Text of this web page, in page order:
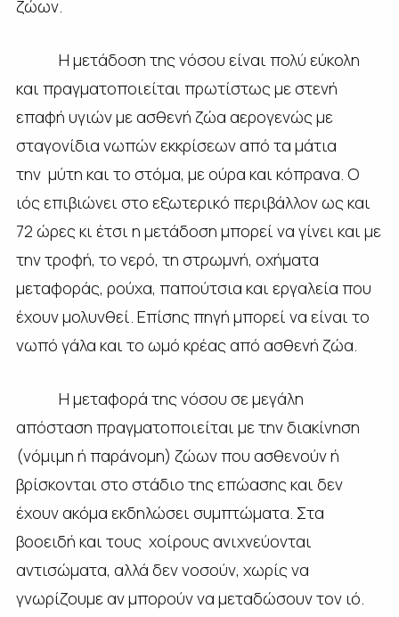
ζώων.
Η μετάδοση της νόσου είναι πολύ εύκολη
και πραγματοποιείται πρωτίστως με στενή
επαφή υγιών με ασθενή ζώα αερογενώς με
σταγονίδια νωπών εκκρίσεων από τα μάτια
την μύτη και το στόμα, με ούρα και κόπρανα. Ο
ιός επιβιώνει στο εξωτερικό περιβάλλον ως και
72 ώρες κι έτσι η μετάδοση μπορεί να γίνει και με
την τροφή, το νερό, τη στρωμνή, οχήματα
μεταφοράς, ρούχα, παπούτσια και εργαλεία που
έχουν μολυνθεί. Επίσης πηγή μπορεί να είναι το
νωπό γάλα και το ωμό κρέας από ασθενή ζώα.
Η μεταφορά της νόσου σε μεγάλη
απόσταση πραγματοποιείται με την διακίνηση
(νόμιμη ή παράνομη) ζώων που ασθενούν ή
βρίσκονται στο στάδιο της επώασης και δεν
έχουν ακόμα εκδηλώσει συμπτώματα. Στα
βοοειδή και τους χοίρους ανιχνεύονται
αντισώματα, αλλά δεν νοσούν, χωρίς να
γνωρίζουμε αν μπορούν να μεταδώσουν τον ιό.